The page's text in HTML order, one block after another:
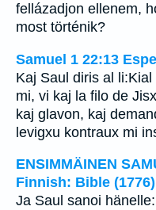
fellázadjon ellenem,
most történik?
Samuel 1 22:13
Kaj Saul diris al
mi, vi kaj la filo de
kaj glavon, kaj
levigxu kontraux mi
ENSIMMÄINEN
Finnish: Bible (1776)
Ja Saul sanoi